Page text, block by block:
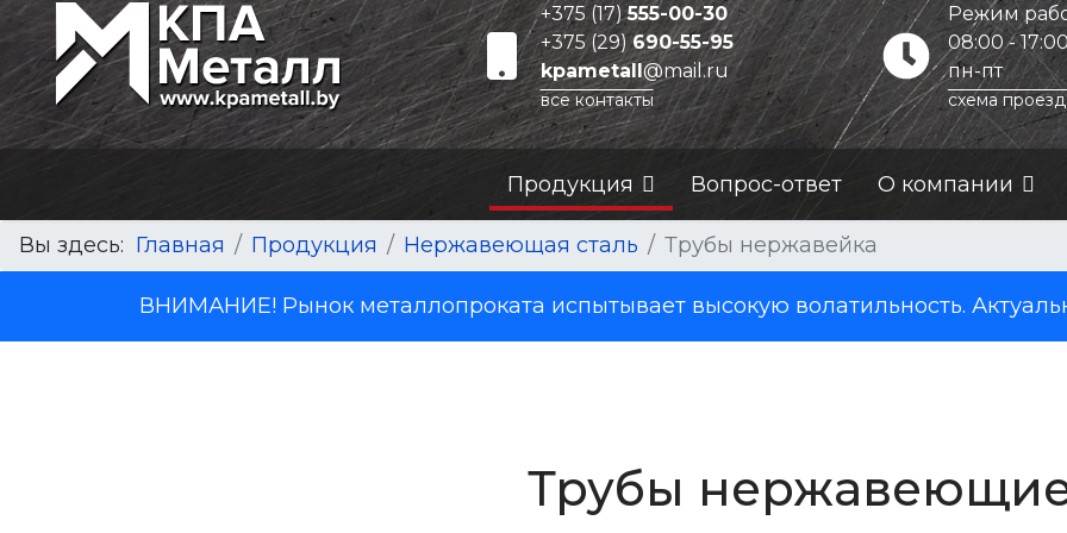
+375 (17)555-00-30
+375 (29)690-55-95
kpametall@mail.ru
все контакты
Режим
08:00 - 17:00
пн-пт
схема
Продукция Вопрос-ответ О компании
Вы здесь: Главная Продукция Нержавеющая сталь Трубы нержавейка
ВНИМАНИЕ! Рынок металлопроката испытывает высокую волатильность.
Трубы